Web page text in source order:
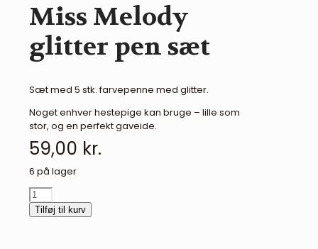
Miss Melody
glitter pen sæt
Sæt med 5 stk. farvepenne med glitter.
Noget enhver hestepige kan bruge – lille som
stor, og en perfekt gaveide.
59,00 kr.
6 på lager
Miss
Melody
glitter
Tilføj til kurv